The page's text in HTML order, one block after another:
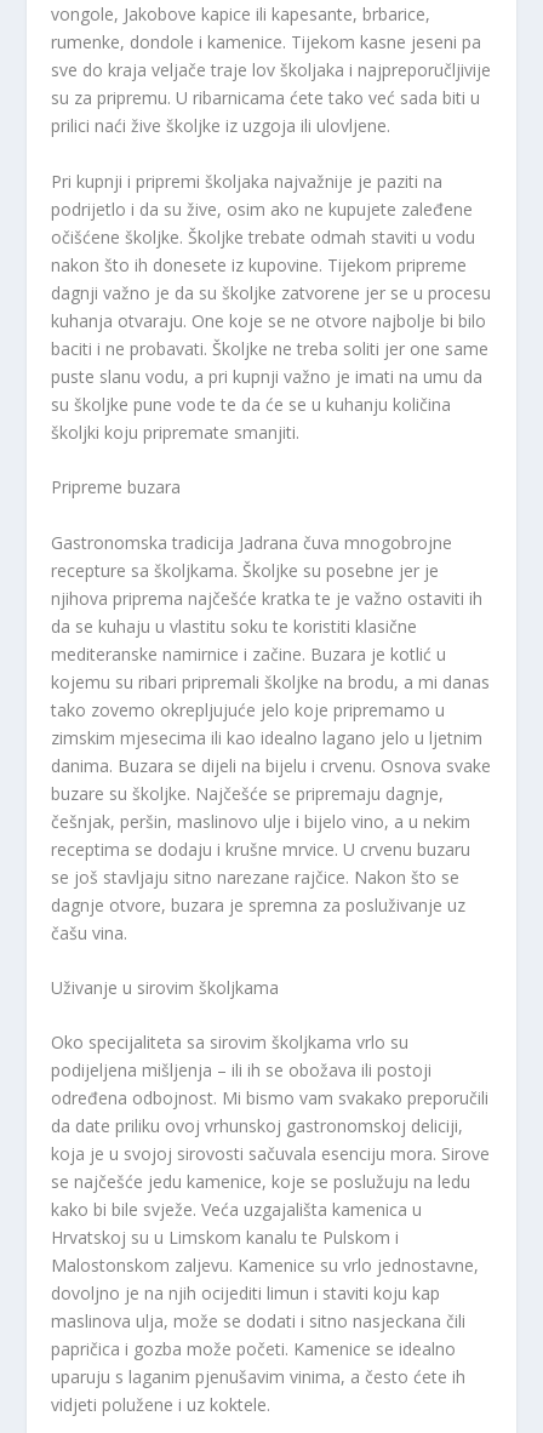
vongole, Jakobove kapice ili kapesante, brbarice,
rumenke, dondole i kamenice. Tijekom kasne jeseni pa
sve do kraja veljače traje lov školjaka i najpreporučljivije
su za pripremu. U ribarnicama ćete tako već sada biti u
prilici naći žive školjke iz uzgoja ili ulovljene.
Pri kupnji i pripremi školjaka najvažnije je paziti na
podrijetlo i da su žive, osim ako ne kupujete zaleđene
očišćene školjke. Školjke trebate odmah staviti u vodu
nakon što ih donesete iz kupovine. Tijekom pripreme
dagnji važno je da su školjke zatvorene jer se u procesu
kuhanja otvaraju. One koje se ne otvore najbolje bi bilo
baciti i ne probavati. Školjke ne treba soliti jer one same
puste slanu vodu, a pri kupnji važno je imati na umu da
su školjke pune vode te da će se u kuhanju količina
školjki koju pripremate smanjiti.
Pripreme buzara
Gastronomska tradicija Jadrana čuva mnogobrojne
recepture sa školjkama. Školjke su posebne jer je
njihova priprema najčešće kratka te je važno ostaviti ih
da se kuhaju u vlastitu soku te koristiti klasične
mediteranske namirnice i začine. Buzara je kotlić u
kojemu su ribari pripremali školjke na brodu, a mi danas
tako zovemo okrepljujuće jelo koje pripremamo u
zimskim mjesecima ili kao idealno lagano jelo u ljetnim
danima. Buzara se dijeli na bijelu i crvenu. Osnova svake
buzare su školjke. Najčešće se pripremaju dagnje,
češnjak, peršin, maslinovo ulje i bijelo vino, a u nekim
receptima se dodaju i krušne mrvice. U crvenu buzaru
se još stavljaju sitno narezane rajčice. Nakon što se
dagnje otvore, buzara je spremna za posluživanje uz
čašu vina.
Uživanje u sirovim školjkama
Oko specijaliteta sa sirovim školjkama vrlo su
podijeljena mišljenja – ili ih se obožava ili postoji
određena odbojnost. Mi bismo vam svakako preporučili
da date priliku ovoj vrhunskoj gastronomskoj deliciji,
koja je u svojoj sirovosti sačuvala esenciju mora. Sirove
se najčešće jedu kamenice, koje se poslužuju na ledu
kako bi bile svježe. Veća uzgajališta kamenica u
Hrvatskoj su u Limskom kanalu te Pulskom i
Malostonskom zaljevu. Kamenice su vrlo jednostavne,
dovoljno je na njih ocijediti limun i staviti koju kap
maslinova ulja, može se dodati i sitno nasjeckana čili
papričica i gozba može početi. Kamenice se idealno
uparuju s laganim pjenušavim vinima, a često ćete ih
vidjeti polužene i uz koktele.